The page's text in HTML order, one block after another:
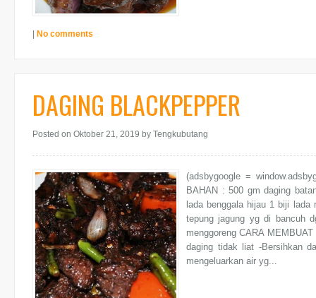
No comments
DAGING BLACKPEPPER
Posted on Oktober 21, 2019 by Tengkubutang
(adsbygoogle =
BAHAN : 500 gm daging
lada benggala hijau 1 biji
tepung jagung yg di bancuh
menggoreng CARA
daging tidak liat -Bersihkan
mengeluarkan air yg...